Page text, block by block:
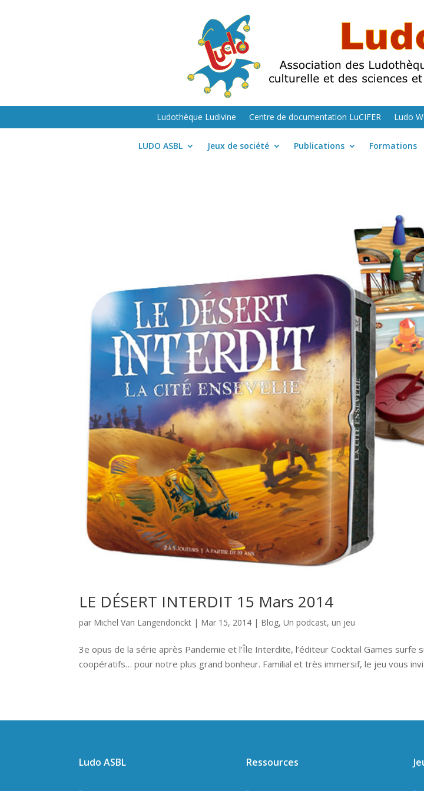
Ludothèque Ludivine Centre de documentation LuCIFER Ludo
LUDO ASBL Jeux de société Publications Formations
LE DÉSERT INTERDIT 15 Mars 2014
par Michel Van Langendonckt | Mar 15, 2014 | Blog,Un podcast, un jeu
3e opus de la série après Pandemie et l’Île Interdite, l’éditeur Cocktail Games
coopératifs… pour notre plus grand bonheur. Familial et très immersif, le jeu vous
Ludo ASBL Ressources